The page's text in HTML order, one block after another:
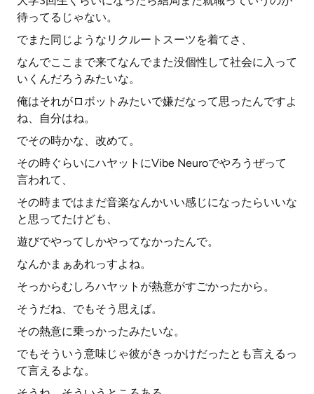
待ってるじゃない。
でまた同じようなリクルートスーツを着てさ、
なんでここまで来てなんでまた没個性して社会に入って
いくんだろうみたいな。
俺はそれがロボットみたいで嫌だなって思ったんですよ
ね、自分はね。
でその時かな、改めて。
その時ぐらいにハヤットにVibe Neuroでやろうぜって
言われて、
その時まではまだ音楽なんかいい感じになったらいいな
と思ってたけども、
遊びでやってしかやってなかったんで。
なんかまぁあれっすよね。
そっからむしろハヤットが熱意がすごかったから。
そうだね、でもそう思えば。
その熱意に乗っかったみたいな。
でもそういう意味じゃ彼がきっかけだったとも言えるっ
て言えるよな。